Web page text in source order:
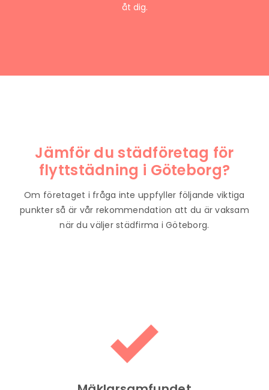
åt dig.
Jämför du städföretag för
flyttstädning i Göteborg?
Om företaget i fråga inte uppfyller följande viktiga
punkter så är vår rekommendation att du är vaksam
när du väljer städfirma i Göteborg.